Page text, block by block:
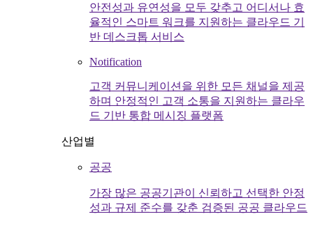
안전성과 유연성을 모두 갖추고 어디서나 효
율적인 스마트 워크를 지원하는 클라우드 기
반 데스크톱 서비스
Notification
고객 커뮤니케이션을 위한 모든 채널을 제공
하며 안정적인 고객 소통을 지원하는 클라우
드 기반 통합 메시징 플랫폼
산업별
공공
가장 많은 공공기관이 신뢰하고 선택한 안정
성과 규제 준수를 갖춘 검증된 공공 클라우드